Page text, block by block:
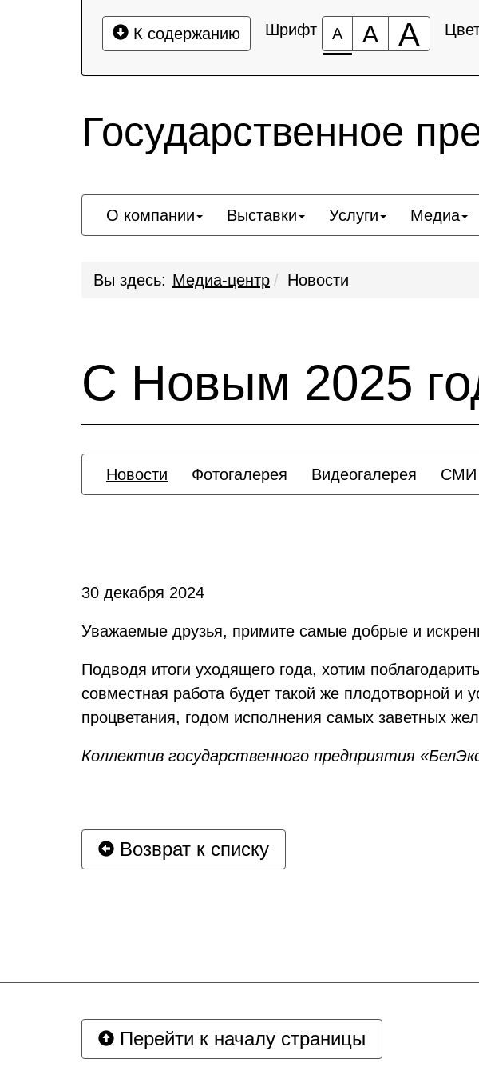
К содержанию Шрифт А А А
Государственное
О компании Выставки Услуги Медиа
Вы здесь: Медиа-центр Новости
С Новым 2025
Новости Фотогалерея Видеогалерея СМИ
30 декабря 2024
Уважаемые друзья, примите самые добрые и
Подводя итоги уходящего года, хотим
совместная работа будет такой же плодотворной и
процветания, годом исполнения самых заветных
Коллектив государственного предприятия
Возврат к списку
Перейти к началу страницы